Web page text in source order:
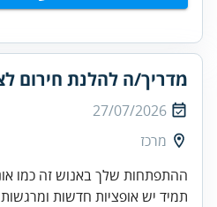
מדריך/ה להלנת חירום
27/07/2026
מרכז
תמיד יש אופציות חדשות